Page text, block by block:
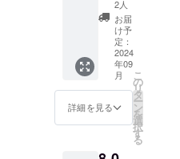
の「上
乗せ支
援で応
援しよ
う」の
欄の
「+」ボ
押して
ご自身
ーーー
ーーー
ーーー
ーーー
ーーー
※ご支援
をして
いただ
く際
いただ
く際
に、
『上乗
せ支
援』を
するこ
とがで
きま
ぶたプ
ラン
★ 】
つくば
ねぶた
をただ
ただ応
援した
い！と
いう熱
をお持
2人
お届
け予
定：
2024
年09
月
詳細を見る
こ
の
リ
タ
ー
ン
を
選
択
す
る